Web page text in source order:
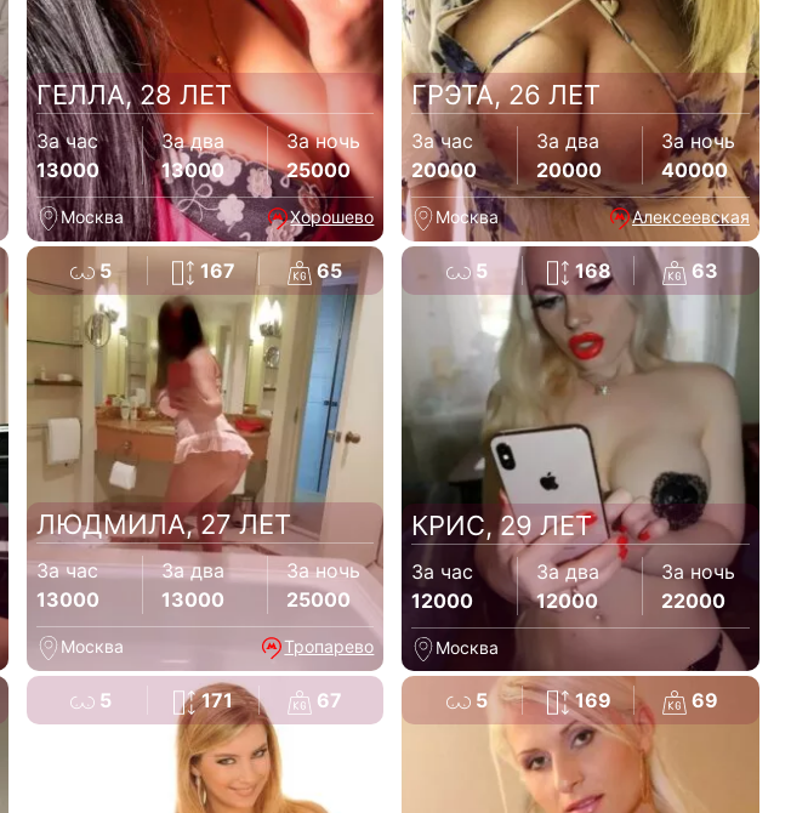
ГЕЛЛА, 28 ЛЕТ
За час
13000
За два
13000
За ночь
25000
Москва Хорошево
ГРЭТА, 26 ЛЕТ
За час
20000
За два
20000
За ночь
40000
Москва Алексеевская
5 167 65
ЛЮДМИЛА, 27 ЛЕТ
За час
13000
За два
13000
За ночь
25000
Москва Тропарево
5 168 63
КРИС, 29 ЛЕТ
За час
12000
За два
12000
За ночь
22000
Москва
5 171 67 5 169 69